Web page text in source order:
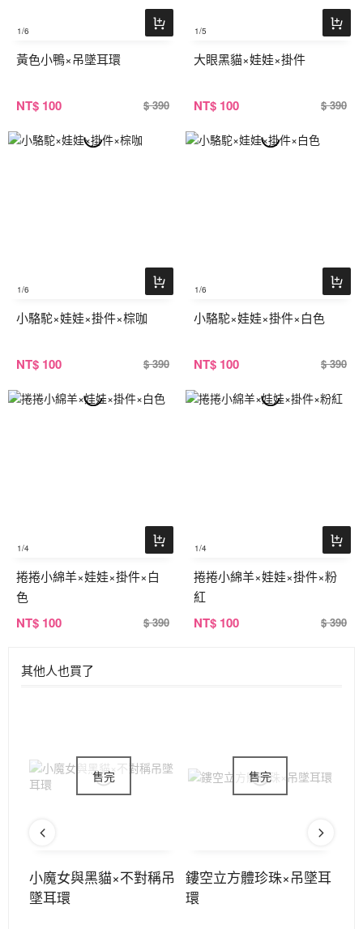
1/6
黃色小鴨×吊墜耳環
NT$ 100 $ 390
1/5
大眼黑貓×娃娃×掛件
NT$ 100 $ 390
1/6
小駱駝×娃娃×掛件×棕咖
NT$ 100 $ 390
1/6
小駱駝×娃娃×掛件×白色
NT$ 100 $ 390
1/4
捲捲小綿羊×娃娃×掛件×白
色
NT$ 100 $ 390
1/4
捲捲小綿羊×娃娃×掛件×粉
紅
NT$ 100 $ 390
其他人也買了
小魔女與黑貓×不對稱吊
墜耳環
鏤空立方體珍珠×吊墜耳
環